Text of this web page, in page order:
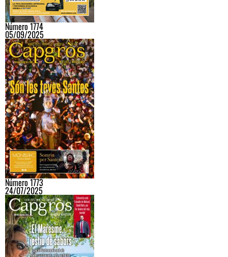
Número 1774
05/09/2025
Número 1773
24/07/2025